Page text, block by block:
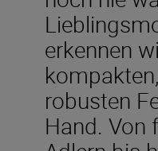
erkennen
kompakten,
robusten
Hand. Von